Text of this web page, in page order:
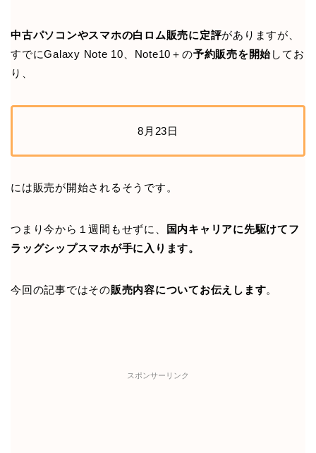
中古パソコンやスマホの白ロム販売に定評がありますが、
すでにGalaxy Note 10、Note10＋の予約販売を開始 してお
り、
8月23日
には販売が開始されるそうです。
つまり今から１週間もせずに、
国内キャリアに先駆けてフ
ラッグシップスマホが手に入ります。
今回の記事ではその販売内容についてお伝えします。
スポンサーリンク